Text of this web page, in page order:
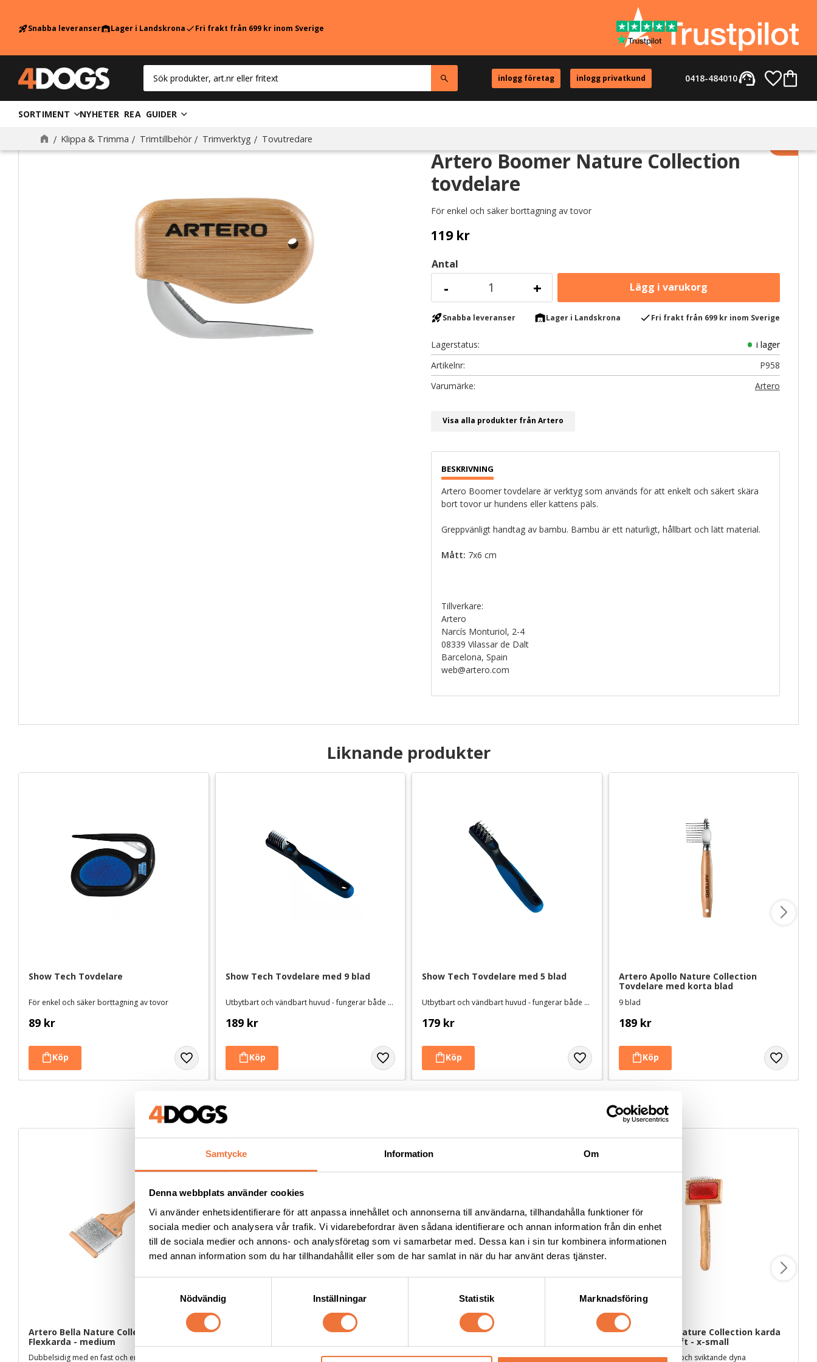
Samtycke Information Om
Denna webbplats använder cookies
Vi använder enhetsidentifierare för att anpassa innehållet och annonserna till användarna, tillhandahålla funktioner för
sociala medier och analysera vår trafik. Vi vidarebefordrar även sådana identifierare och annan information från din enhet
till de sociala medier och annons- och analysföretag som vi samarbetar med. Dessa kan i sin tur kombinera informationen
med annan information som du har tillhandahållit eller som de har samlat in när du har använt deras tjänster.
c
Nödvändig Inställningar Statistik Marknadsföring
rocket_launchSnabba leveranserwarehouseLager i LandskronacheckFri frakt från 699 kr inom Sverige
inlogg företag inlogg privatkund support_agent
0418-484010
SORTIMENT NYHETER REA GUIDER
Klippa & Trimma Trimtillbehör Trimverktyg Tovutredare
Artero Boomer Nature Collection
tovdelare
För enkel och säker borttagning av tovor
119kr
Antal
+
-
Lägg
rocket_launchSnabba leveranser warehouseLager i Landskrona checkFri frakt från 699 kr inom Sverige
Lagerstatus
i lager
Artikelnr
P958
Artero
Visa alla produkter från Artero
Artero Boomer tovdelare är verktyg som används för att enkelt och säkert skära
bort tovor ur hundens eller kattens päls.
Greppvänligt handtag av bambu. Bambu är ett naturligt, hållbart och lätt material.
Mått: 7x6 cm
Tillverkare:
Artero
Narcís Monturiol, 2-4
08339 Vilassar de Dalt
Barcelona, Spain
web@artero.com
Liknande produkter
Show Tech Tovdelare
För enkel och säker borttagning av tovor
89 kr
Show Tech Tovdelare med 9 blad
Utbytbart och vändbart huvud - fungerar både för höger- och vänsterhänta
189 kr
Show Tech Tovdelare med 5 blad
Utbytbart och vändbart huvud - fungerar både för höger- och vänsterhänta
179 kr
Artero Apollo Nature Collection
Tovdelare med korta blad
9 blad
189 kr
Artero Bella Nature Collection
Flexkarda - medium
Dubbelsidig med en fast och en mjuk sida
Artero Juliet Nature Collection karda
20 mm långa stift och sviktande dyna
Vetbed stuvbitar
Tjocklek ca 28 mm. Finns i tre storlekar
Artero Juliet Nature Collection karda
med långa stift - x-small
20 mm långa stift och sviktande dyna